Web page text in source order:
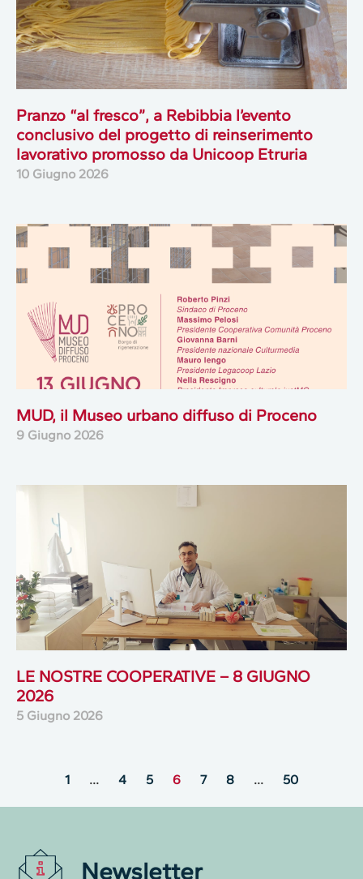
Pranzo “al fresco”, a Rebibbia l’evento
conclusivo del progetto di reinserimento
lavorativo promosso da Unicoop Etruria
10 Giugno 2026
MUD, il Museo urbano diffuso di Proceno
9 Giugno 2026
LE NOSTRE COOPERATIVE – 8 GIUGNO
2026
5 Giugno 2026
1 … 4 5 6 7 8 … 50
Newsletter